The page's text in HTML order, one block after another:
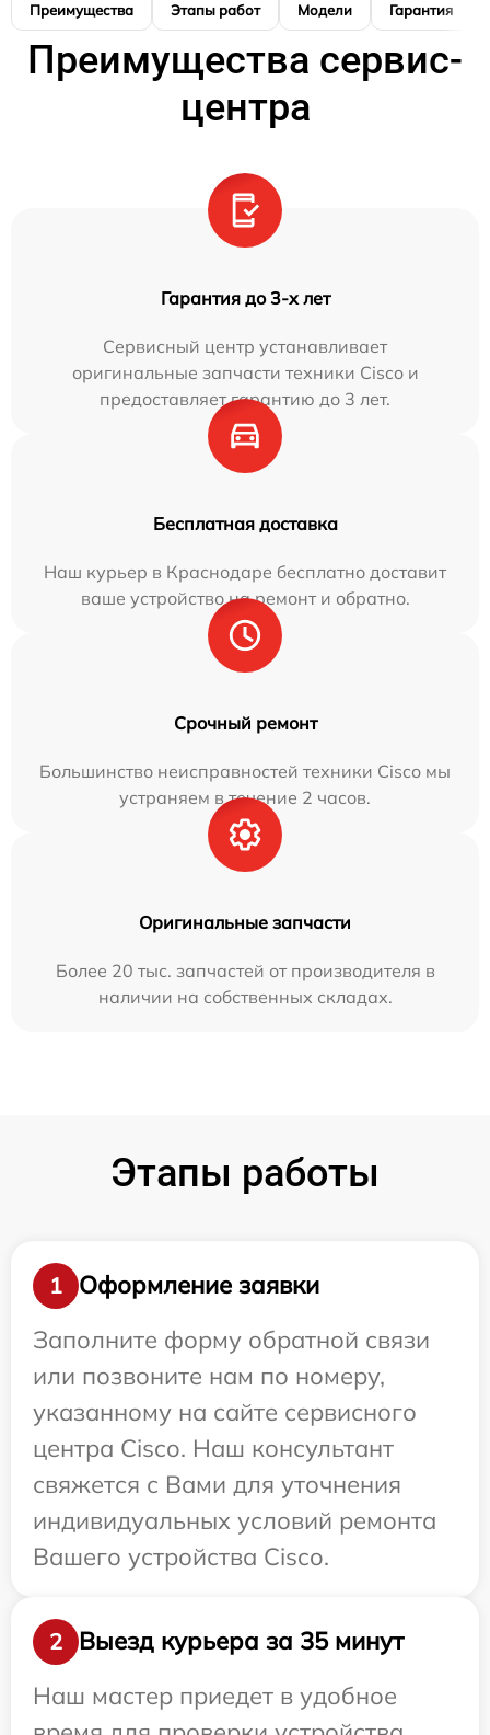
Преимущества Этапы работ Модели Гарантия
Преимущества сервис-
центра
Гарантия до 3-х лет
Сервисный центр устанавливает
оригинальные запчасти техники Cisco и
предоставляет гарантию до 3 лет.
Бесплатная доставка
Наш курьер в Краснодаре бесплатно доставит
ваше устройство на ремонт и обратно.
Срочный ремонт
Большинство неисправностей техники Cisco мы
устраняем в течение 2 часов.
Оригинальные запчасти
Более 20 тыс. запчастей от производителя в
наличии на собственных складах.
Этапы работы
1
Оформление заявки
Заполните форму обратной связи
или позвоните нам по номеру,
указанному на сайте сервисного
центра Cisco. Наш консультант
свяжется с Вами для уточнения
индивидуальных условий ремонта
Вашего устройства Cisco.
2
Выезд курьера за 35 минут
Наш мастер приедет в удобное